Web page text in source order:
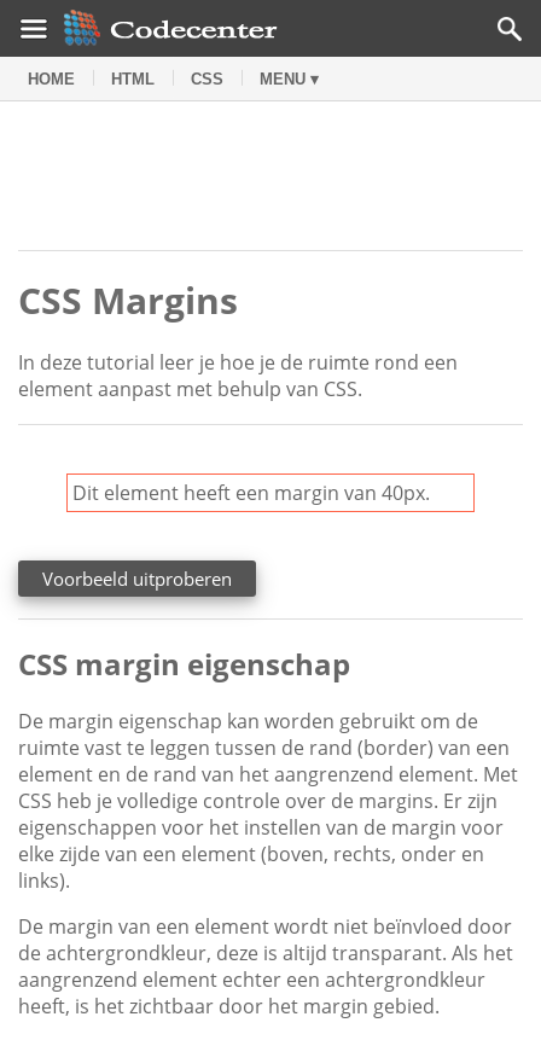
HOME HTML CSS MENU ▾
CSS Margins
In deze tutorial leer je hoe je de ruimte rond een
element aanpast met behulp van CSS.
Dit element heeft een margin van 40px.
Voorbeeld uitproberen
CSS margin eigenschap
De margin eigenschap kan worden gebruikt om de
ruimte vast te leggen tussen de rand (border) van een
element en de rand van het aangrenzend element. Met
CSS heb je volledige controle over de margins. Er zijn
eigenschappen voor het instellen van de margin voor
elke zijde van een element (boven, rechts, onder en
links).
De margin van een element wordt niet beïnvloed door
de achtergrondkleur, deze is altijd transparant. Als het
aangrenzend element echter een achtergrondkleur
heeft, is het zichtbaar door het margin gebied.